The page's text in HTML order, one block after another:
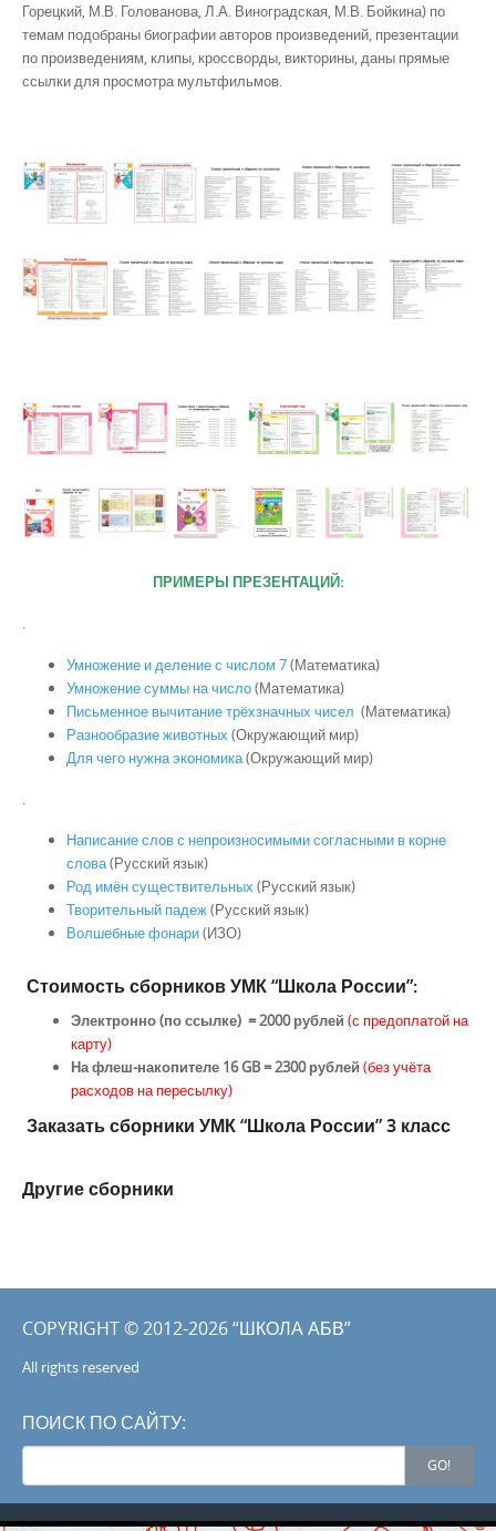
Горецкий, М.В. Голованова, Л.А. Виноградская, М.В. Бойкина) по
темам подобраны биографии авторов произведений, презентации
по произведениям, клипы, кроссворды, викторины, даны прямые
ссылки для просмотра мультфильмов.
ПРИМЕРЫ ПРЕЗЕНТАЦИЙ:
.
Умножение и деление с числом 7(Математика)
Умножение суммы на число(Математика)
Письменное вычитание трёхзначных чисел (Математика)
Разнообразие животных (Окружающий мир)
Для чего нужна экономика(Окружающий мир)
.
Написание слов с непроизносимыми согласными в корне
слова(Русский язык)
Род имён существительных (Русский язык)
Творительный падеж(Русский язык)
Волшебные фонари(ИЗО)
Стоимость сборников УМК “Школа России”:
Электронно (по ссылке) = 2000 рублей (с предоплатой на
карту)
На флеш-накопителе 16 GB = 2300 рублей (без учёта
расходов на пересылку)
Заказать сборники УМК “Школа России” 3 класс
Другие сборники
COPYRIGHT © 2012-2026 “ШКОЛА АБВ”
All rights reserved
ПОИСК ПО САЙТУ:
Search
for:
GO!